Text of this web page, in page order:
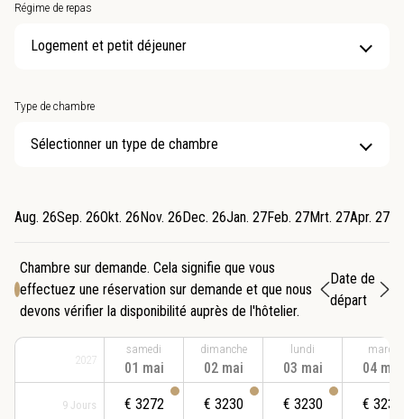
Régime de repas
Type de chambre
Sélectionner un type de chambre
Aug. 26Sep. 26Okt. 26 Nov. 26 Dec. 26Jan. 27Feb. 27Mrt. 27Apr. 27
Chambre sur demande. Cela signifie que vous
effectuez une réservation sur demande et que nous
devons vérifier la disponibilité auprès de l'hôtelier.
Date de
départ
2027
9 Jours
samedi
01 mai
€ 3272
dimanche
02 mai
€ 3230
lundi
03 mai
€ 3230
mardi
04 mai
€ 3230